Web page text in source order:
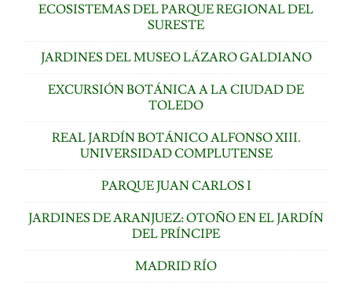
ECOSISTEMAS DEL PARQUE REGIONAL DEL
SURESTE
JARDINES DEL MUSEO LÁZARO GALDIANO
EXCURSIÓN BOTÁNICA A LA CIUDAD DE
TOLEDO
REAL JARDÍN BOTÁNICO ALFONSO XIII.
UNIVERSIDAD COMPLUTENSE
PARQUE JUAN CARLOS I
JARDINES DE ARANJUEZ: OTOÑO EN EL JARDÍN
DEL PRÍNCIPE
MADRID RÍO